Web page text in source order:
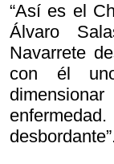
“Así es el
Álvaro
Navarrete
con él